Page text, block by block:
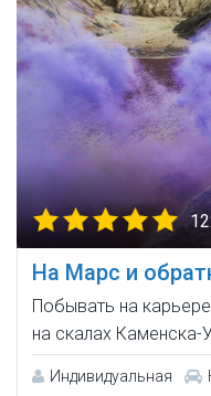
На Марс и
Побывать на
на скалах Каменска-
Индивидуальная